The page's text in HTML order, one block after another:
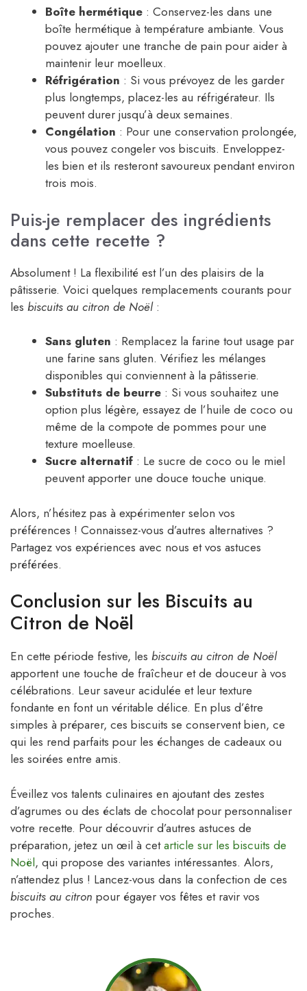
Boîte hermétique : Conservez-les dans une
boîte hermétique à température ambiante. Vous
pouvez ajouter une tranche de pain pour aider à
maintenir leur moelleux.
Réfrigération : Si vous prévoyez de les garder
plus longtemps, placez-les au réfrigérateur. Ils
peuvent durer jusqu’à deux semaines.
Congélation : Pour une conservation prolongée,
vous pouvez congeler vos biscuits. Enveloppez-
les bien et ils resteront savoureux pendant environ
trois mois.
Puis-je remplacer des ingrédients
dans cette recette ?
Absolument ! La flexibilité est l’un des plaisirs de la
pâtisserie. Voici quelques remplacements courants pour
les biscuits au citron de Noël:
Sans gluten : Remplacez la farine tout usage par
une farine sans gluten. Vérifiez les mélanges
disponibles qui conviennent à la pâtisserie.
Substituts de beurre : Si vous souhaitez une
option plus légère, essayez de l’huile de coco ou
même de la compote de pommes pour une
texture moelleuse.
Sucre alternatif : Le sucre de coco ou le miel
peuvent apporter une douce touche unique.
Alors, n’hésitez pas à expérimenter selon vos
préférences ! Connaissez-vous d’autres alternatives ?
Partagez vos expériences avec nous et vos astuces
préférées.
Conclusion sur les Biscuits au
Citron de Noël
En cette période festive, les biscuits au citron de Noël
apportent une touche de fraîcheur et de douceur à vos
célébrations. Leur saveur acidulée et leur texture
fondante en font un véritable délice. En plus d’être
simples à préparer, ces biscuits se conservent bien, ce
qui les rend parfaits pour les échanges de cadeaux ou
les soirées entre amis.
Éveillez vos talents culinaires en ajoutant des zestes
d’agrumes ou des éclats de chocolat pour personnaliser
votre recette. Pour découvrir d’autres astuces de
préparation, jetez un œil à cetarticle sur les biscuits de
Noël, qui propose des variantes intéressantes. Alors,
n’attendez plus ! Lancez-vous dans la confection de ces
biscuits au citron pour égayer vos fêtes et ravir vos
proches.